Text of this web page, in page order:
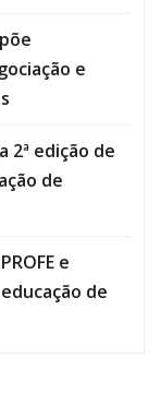
e
2ª edição de
de
e
de